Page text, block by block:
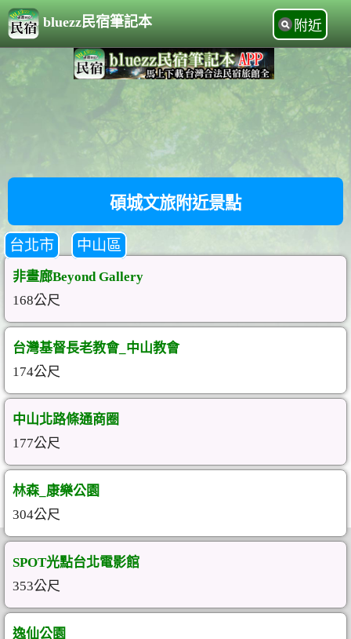
bluezz民宿筆記本 附近
碩城文旅附近景點
台北市 中山區
非畫廊Beyond Gallery
168公尺
台灣基督長老教會_中山教會
174公尺
中山北路條通商圈
177公尺
林森_康樂公園
304公尺
SPOT光點台北電影館
353公尺
逸仙公園